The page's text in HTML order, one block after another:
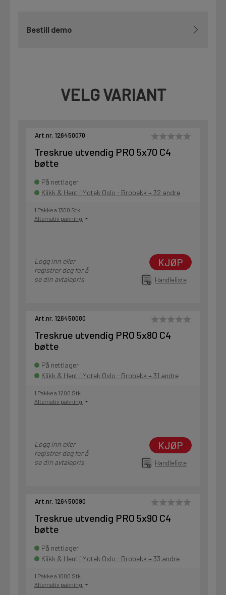
Bestill demo
VELG VARIANT
Art.nr. 126450070
Treskrue utvendig PRO 5x70 C4
bøtte
På nettlager
Klikk & Hent i Motek Oslo - Brobekk + 32 andre
1 Pakke a 1300 Stk
Alternativ pakning
Logg inn eller
registrer deg for å
se din avtalepris
KJØP
Handleliste
Art.nr. 126450080
Treskrue utvendig PRO 5x80 C4
bøtte
På nettlager
Klikk & Hent i Motek Oslo - Brobekk + 31 andre
1 Pakke a 1200 Stk
Alternativ pakning
Logg inn eller
registrer deg for å
se din avtalepris
KJØP
Handleliste
Art.nr. 126450090
Treskrue utvendig PRO 5x90 C4
bøtte
På nettlager
Klikk & Hent i Motek Oslo - Brobekk + 33 andre
1 Pakke a 1000 Stk
Alternativ pakning